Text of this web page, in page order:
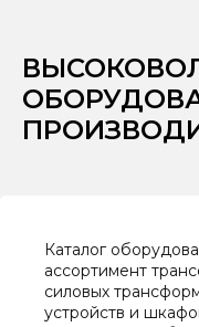
Каталог
ассортимент
силовых
устройств и